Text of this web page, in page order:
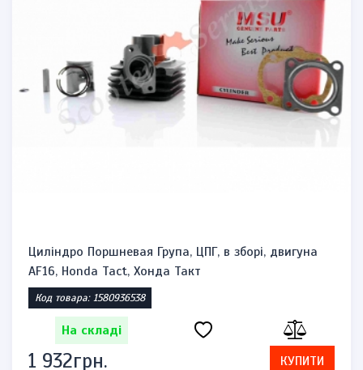
Циліндро Поршневая Група, ЦПГ, в зборі, двигуна
AF16, Honda Tact, Хонда Такт
Код товара: 1580936538
На складі
1 932грн. КУПИТИ